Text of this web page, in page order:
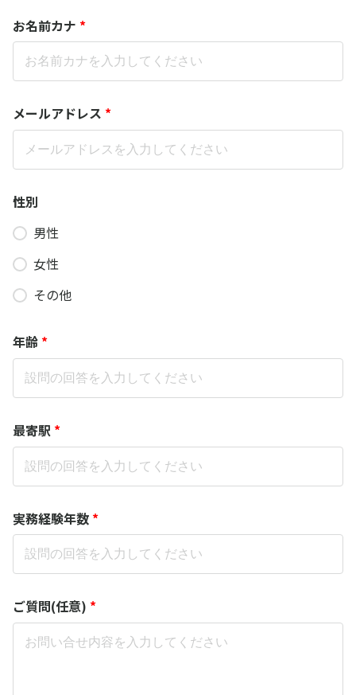
お名前カナ *
メールアドレス *
性別
男性
女性
その他
年齢 *
最寄駅 *
実務経験年数 *
ご質問(任意) *